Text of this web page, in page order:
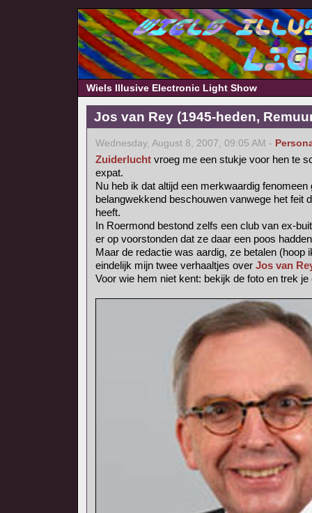
Wiels Illusive Electronic Light Show
Jos van Rey (1945-heden,
Wednesday, August 8, 2007, 09:05 AM -
Zuiderluchtvroeg me een stukje voor hen te
expat.
Nu heb ik dat altijd een merkwaardig
belangwekkend beschouwen vanwege het feit
heeft.
In Roermond bestond zelfs een club van ex-
er op voorstonden dat ze daar een poos
Maar de redactie was aardig, ze betalen (hoop
eindelijk mijn twee verhaaltjes over Jos van
Voor wie hem niet kent: bekijk de foto en trek